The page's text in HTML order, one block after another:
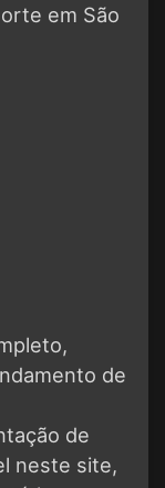
em São
de
de
neste site,